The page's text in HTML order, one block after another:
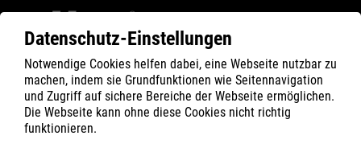
Datenschutz-Einstellungen
Notwendige Cookies helfen dabei, eine Webseite nutzbar zu
machen, indem sie Grundfunktionen wie Seitennavigation
und Zugriff auf sichere Bereiche der Webseite ermöglichen.
Die Webseite kann ohne diese Cookies nicht richtig
funktionieren.
ATLAS Produkte
Filter